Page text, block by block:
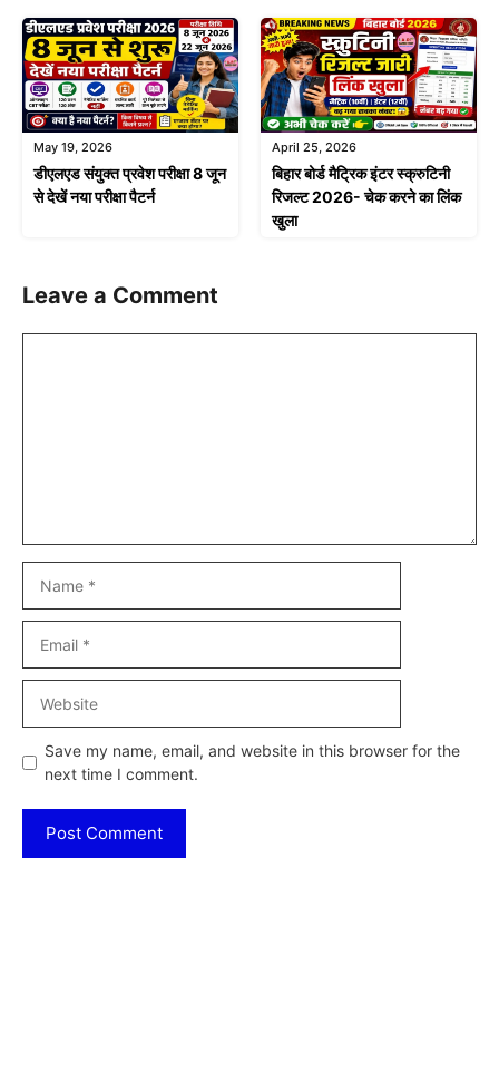
May 19, 2026
डीएलएड संयुक्त प्रवेश परीक्षा 8 जून
से देखें नया परीक्षा पैटर्न
April 25, 2026
बिहार बोर्ड मैट्रिक इंटर स्क्रुटिनी
रिजल्ट 2026- चेक करने का लिंक
खुला
Leave a Comment
Save my name, email, and website in this browser for the
next time I comment.